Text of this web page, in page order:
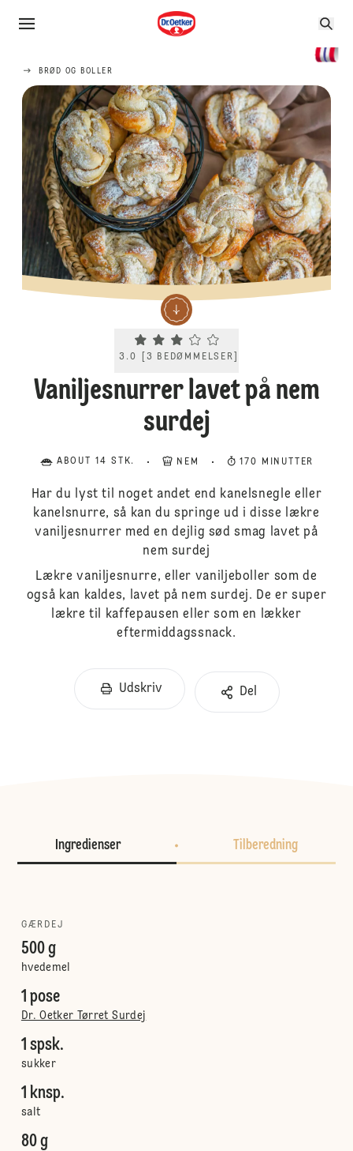
BRØD OG BOLLER
Current rating 3.0. Click to rate.
3.0 3 BEDØMMELSER
Vaniljesnurrer lavet på nem
surdej
ABOUT 14 STK. NEM 170 MINUTTER
Har du lyst til noget andet end kanelsnegle eller
kanelsnurre, så kan du springe ud i disse lækre
vaniljesnurrer med en dejlig sød smag lavet på
nem surdej
Lækre vaniljesnurre, eller vaniljeboller som de
også kan kaldes, lavet på nem surdej. De er super
lækre til kaffepausen eller som en lækker
eftermiddagssnack.
Udskriv Del
Ingredienser Tilberedning
GÆRDEJ
500 g
hvedemel
1 pose
Dr. Oetker Tørret Surdej
1 spsk.
sukker
1 knsp.
salt
80 g